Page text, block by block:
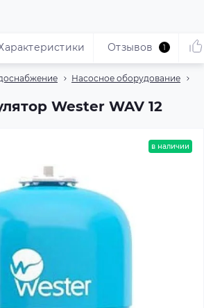
Насосное оборудование
Wester WAV 12
Отзывов 1
в наличии